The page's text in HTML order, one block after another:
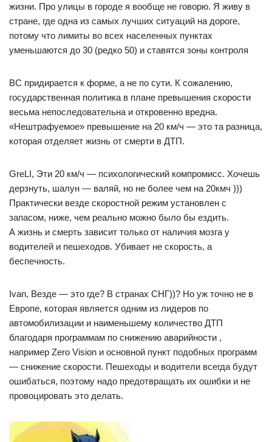
жизни. Про улицы в городе я вообще не говорю. Я живу в
стране, где одна из самых лучших ситуаций на дороге,
потому что лимиты во всех населенных пунктах
уменьшаются до 30 (редко 50) и ставятся зоны контроля
ВС придирается к форме, а не по сути. К сожалению,
государственная политика в плане превышения скорости
весьма непоследовательна и откровенно вредна.
«Нештрафуемое» превышение на 20 км/ч — это та разница,
которая отделяет жизнь от смерти в ДТП.
GreLI, Эти 20 км/ч — психологический компромисс. Хочешь
дерзнуть, шалун — валяй, но не более чем на 20кмч )))
Практически везде скоростной режим установлен с
запасом, ниже, чем реально можно было бы ездить.
А жизнь и смерть зависит только от наличия мозга у
водителей и пешеходов. Убивает не скорость, а
беспечность.
Ivan, Везде — это где? В странах СНГ))? Но уж точно не в
Европе, которая является одним из лидеров по
автомобилизации и наименьшему количество ДТП
благодаря программам по снижению аварийности ,
например Zero Vision и основной пункт подобных программ
— снижение скорости. Пешеходы и водители всегда будут
ошибаться, поэтому надо предотвращать их ошибки и не
провоцировать это делать.